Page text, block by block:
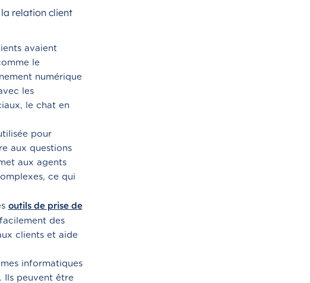
relation client
avaient
le
numérique
les
le chat en
pour
aux questions
aux agents
ce qui
outils de prise de
des
clients et aide
informatiques
Ils peuvent être